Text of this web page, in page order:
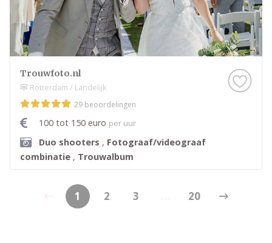
Trouwfoto.nl
Rotterdam / Landelijk
29 beoordelingen
100 tot 150 euro per uur
Duo shooters , Fotograaf/videograaf
combinatie , Trouwalbum
1 2 3 20